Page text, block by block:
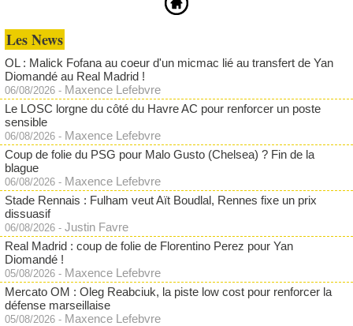
Les News
OL : Malick Fofana au coeur d'un micmac lié au transfert de Yan
Diomandé au Real Madrid !
06/08/2026 - Maxence Lefebvre
Le LOSC lorgne du côté du Havre AC pour renforcer un poste
sensible
06/08/2026 - Maxence Lefebvre
Coup de folie du PSG pour Malo Gusto (Chelsea) ? Fin de la
blague
06/08/2026 - Maxence Lefebvre
Stade Rennais : Fulham veut Aït Boudlal, Rennes fixe un prix
dissuasif
06/08/2026 - Justin Favre
Real Madrid : coup de folie de Florentino Perez pour Yan
Diomandé !
05/08/2026 - Maxence Lefebvre
Mercato OM : Oleg Reabciuk, la piste low cost pour renforcer la
défense marseillaise
05/08/2026 - Maxence Lefebvre